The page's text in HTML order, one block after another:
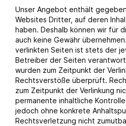
Unser Angebot enthält
Websites Dritter, auf deren
haben. Deshalb können wir für
auch keine Gewähr
verlinkten Seiten ist stets der
Betreiber der Seiten
wurden zum Zeitpunkt der
Rechtsverstöße überprüft.
zum Zeitpunkt der Verlinkung
permanente inhaltliche
jedoch ohne konkrete
Rechtsverletzung nicht